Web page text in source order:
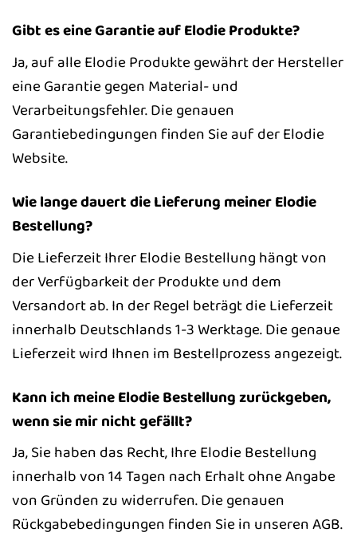
Gibt es eine Garantie auf Elodie Produkte?
Ja, auf alle Elodie Produkte gewährt der Hersteller
eine Garantie gegen Material- und
Verarbeitungsfehler. Die genauen
Garantiebedingungen finden Sie auf der Elodie
Website.
Wie lange dauert die Lieferung meiner Elodie
Bestellung?
Die Lieferzeit Ihrer Elodie Bestellung hängt von
der Verfügbarkeit der Produkte und dem
Versandort ab. In der Regel beträgt die Lieferzeit
innerhalb Deutschlands 1-3 Werktage. Die genaue
Lieferzeit wird Ihnen im Bestellprozess angezeigt.
Kann ich meine Elodie Bestellung zurückgeben,
wenn sie mir nicht gefällt?
Ja, Sie haben das Recht, Ihre Elodie Bestellung
innerhalb von 14 Tagen nach Erhalt ohne Angabe
von Gründen zu widerrufen. Die genauen
Rückgabebedingungen finden Sie in unseren AGB.